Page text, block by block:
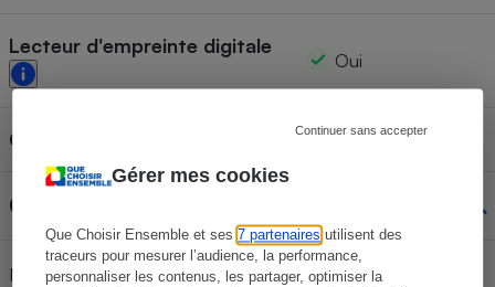
Gérer mes cookies
Que Choisir Ensemble et ses7 partenaires utilisent des
traceurs pour mesurer l’audience, la performance,
personnaliser les contenus, les partager, optimiser la
Continuer sans accepter
Lecteur d'empreinte digitale
Oui
Capacité de la batterie 56 Wh
Connectique
Nombre de ports USB-C 1